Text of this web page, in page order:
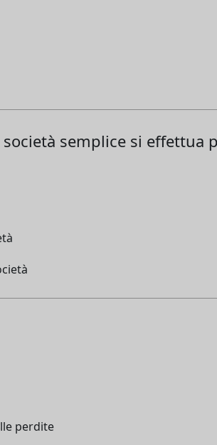
semplice si effettua
perdite